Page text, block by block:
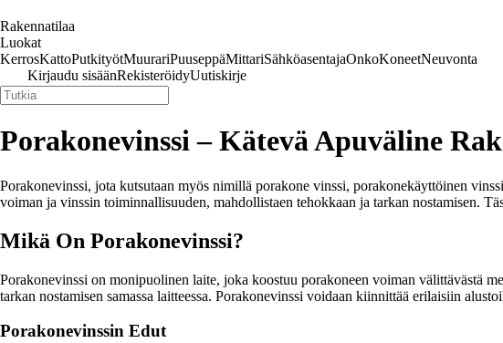
Rakennatilaa
Luokat
KerrosKattoPutkityötMuurariPuuseppäMittariSähköasentajaOnkoKoneetNeuvonta
Kirjaudu sisäänRekisteröidyUutiskirje
Porakonevinssi – Kätevä Apuväline
Porakonevinssi, jota kutsutaan myös nimillä porakone vinssi, porakonekäyttöinen
voiman ja vinssin toiminnallisuuden, mahdollistaen tehokkaan ja tarkan nostamisen.
Mikä On Porakonevinssi?
Porakonevinssi on monipuolinen laite, joka koostuu porakoneen voiman välittävästä
tarkan nostamisen samassa laitteessa. Porakonevinssi voidaan kiinnittää erilaisiin
Porakonevinssin Edut